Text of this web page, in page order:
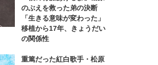
のぶえを救った弟の決断
「生きる意味が変わった」
移植から17年、きょうだい
の関係性
重篤だった紅白歌手・松原